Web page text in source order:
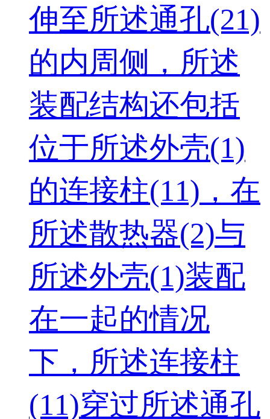
伸至所述通孔(21)
的内周侧，所述
装配结构还包括
位于所述外壳(1)
的连接柱(11)，在
所述散热器(2)与
所述外壳(1)装配
在一起的情况
下，所述连接柱
(11)穿过所述通孔